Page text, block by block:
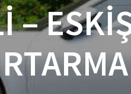
–